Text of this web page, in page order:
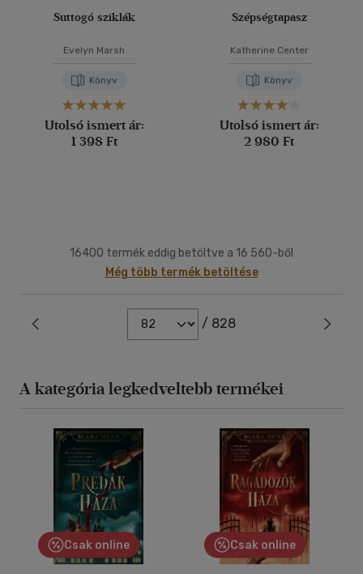
Suttogó sziklák
Evelyn Marsh
Könyv
Utolsó ismert ár:
1 398 Ft
Szépségtapasz
Katherine Center
Könyv
Utolsó ismert ár:
2 980 Ft
16400 termék eddig betöltve a 16 560-ből
Még több termék betöltése
/ 828
A kategória legkedveltebb termékei
Csak online Csak online